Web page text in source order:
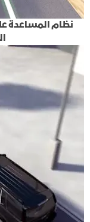
نظام المساعدة